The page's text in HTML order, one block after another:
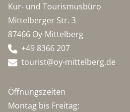
Kur- und Tourismusbüro
Mittelberger Str. 3
87466 Oy-Mittelberg
+49 8366 207
tourist@oy-mittelberg.de
Öffnungszeiten
Montag bis Freitag: